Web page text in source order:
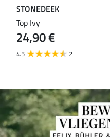
STONEDEEK
Top Ivy
24,90 €
4.5 2